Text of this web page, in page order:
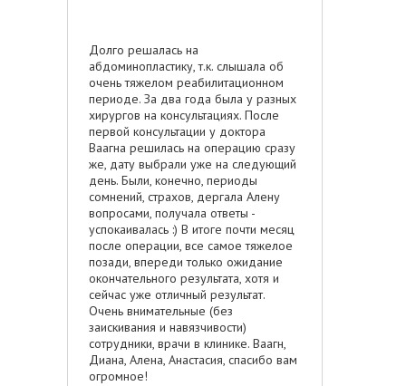
Долго решалась на
абдоминопластику, т.к. слышала об
очень тяжелом реабилитационном
периоде. За два года была у разных
хирургов на консультациях. После
первой консультации у доктора
Ваагна решилась на операцию сразу
же, дату выбрали уже на следующий
день. Были, конечно, периоды
сомнений, страхов, дергала Алену
вопросами, получала ответы -
успокаивалась :) В итоге почти месяц
после операции, все самое тяжелое
позади, впереди только ожидание
окончательного результата, хотя и
сейчас уже отличный результат.
Очень внимательные (без
заискивания и навязчивости)
сотрудники, врачи в клинике. Ваагн,
Диана, Алена, Анастасия, спасибо вам
огромное!